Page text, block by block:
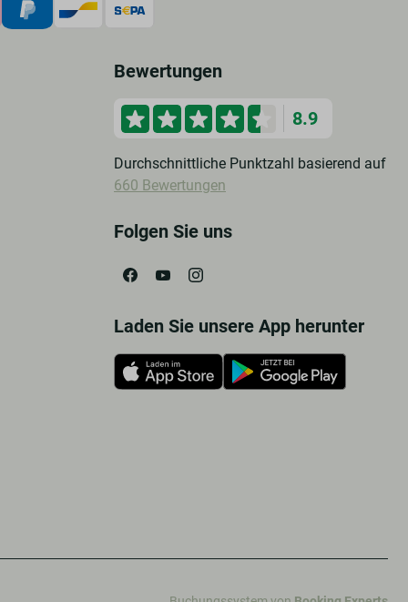
Bewertungen
8.9
Durchschnittliche Punktzahl basierend auf
660 Bewertungen
Folgen Sie uns
Laden Sie unsere App herunter